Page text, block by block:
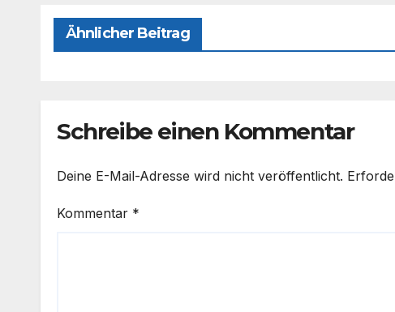
Ähnlicher Beitrag
Schreibe einen Kommentar
Deine E-Mail-Adresse wird nicht veröffentlicht.
Kommentar *